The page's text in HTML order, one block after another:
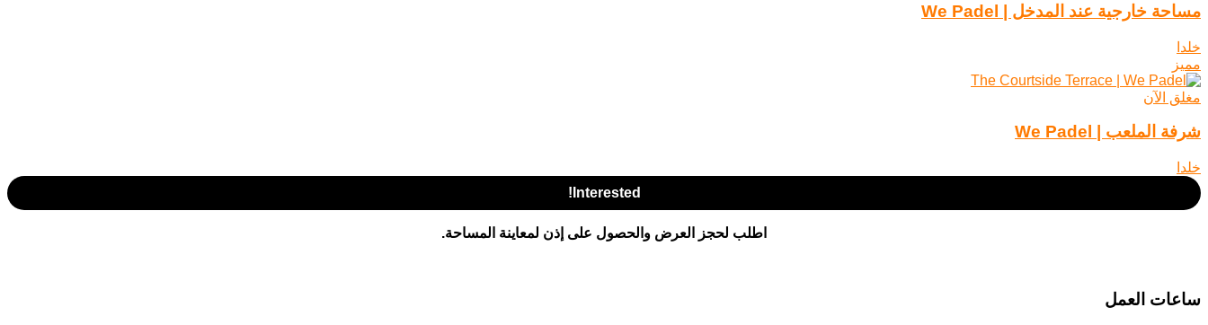
مساحة خارجية عند المدخل | We Padel
خلدا
مميز
مغلق الآن
شرفة الملعب | We Padel
خلدا
Interested!
اطلب لحجز العرض والحصول على إذن لمعاينة المساحة.
ساعات العمل